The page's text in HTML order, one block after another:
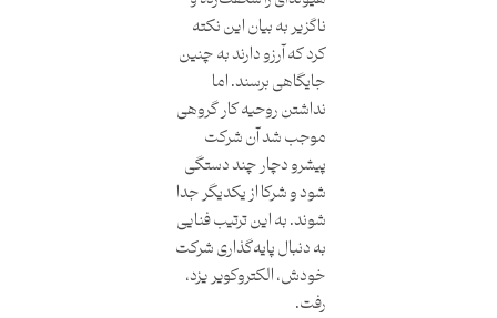
ناگزیر به بیان این نکته
کرد که آرزو دارند به چنین
جایگاهی برسند. اما
نداشتن روحیه کار گروهی
موجب شد آن شرکت
پیشرو دچار چند دستگی
شود و شرکا از یکدیگر جدا
شوند. به این ترتیب فنایی
به دنبال پایه‌گذاری شرکت
خودش، الکتروکویر یزد،
رفت.